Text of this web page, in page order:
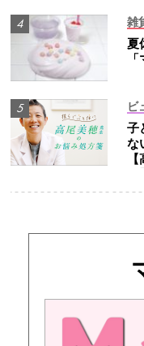
雑
夏
ビ
子
な